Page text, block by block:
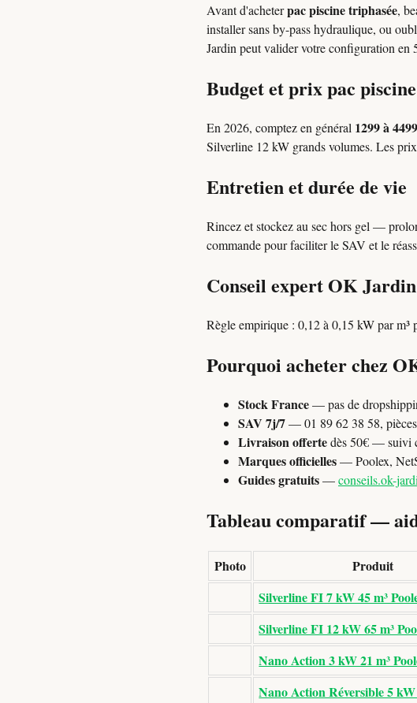
Avant d'acheterpac piscine triphasée,
installer sans by-pass hydraulique, ou
Jardin peut valider votre configuration en
Budget et prix pac
En 2026, comptez en général 1299 à
Silverline 12 kW grands volumes. Les
Entretien et durée de vie
Rincez et stockez au sec hors gel —
commande pour faciliter le SAV et le
Conseil expert OK Jardin
Règle empirique : 0,12 à 0,15 kW par m³
Pourquoi acheter chez
Stock France— pas de
SAV 7j/7— 01 89 62 38 58,
Livraison offertedès 50€ — suivi
Marques officielles— Poolex,
Guides gratuits—conseils.ok-
Tableau comparatif —
Photo Produit
Silverline FI 7 kW 45 m³
Silverline FI 12 kW 65 m³
Nano Action 3 kW 21 m³
Nano Action Réversible 5 kW